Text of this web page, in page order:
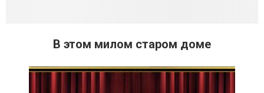
В этом милом старом доме